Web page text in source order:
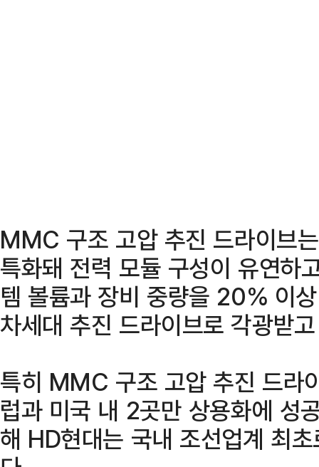
MMC 구조 고압 추진 드라이브
특화돼 전력 모듈 구성이 유연하
템 볼륨과 장비 중량을 20% 이
차세대 추진 드라이브로 각광받
특히 MMC 구조 고압 추진 드라
럽과 미국 내 2곳만 상용화에 성
해 HD현대는 국내 조선업계 최